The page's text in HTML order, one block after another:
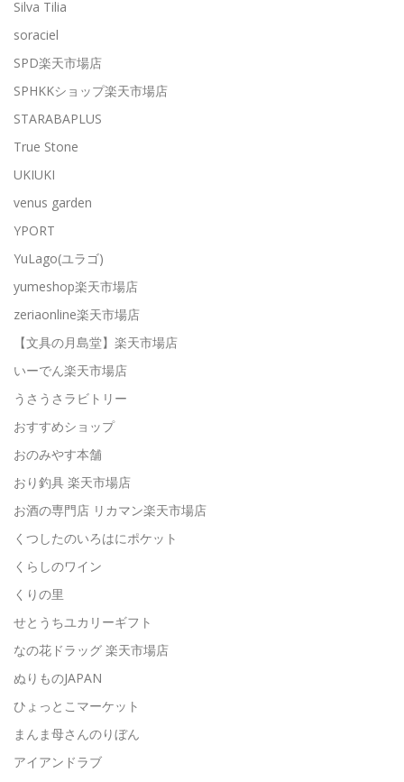
Silva Tilia
soraciel
SPD楽天市場店
SPHKKショップ楽天市場店
STARABAPLUS
True Stone
UKIUKI
venus garden
YPORT
YuLago(ユラゴ)
yumeshop楽天市場店
zeriaonline楽天市場店
【文具の月島堂】楽天市場店
いーでん楽天市場店
うさうさラビトリー
おすすめショップ
おのみやす本舗
おり釣具 楽天市場店
お酒の専門店 リカマン楽天市場店
くつしたのいろはにポケット
くらしのワイン
くりの里
せとうちユカリーギフト
なの花ドラッグ 楽天市場店
ぬりものJAPAN
ひょっとこマーケット
まんま母さんのりぼん
アイアンドラブ